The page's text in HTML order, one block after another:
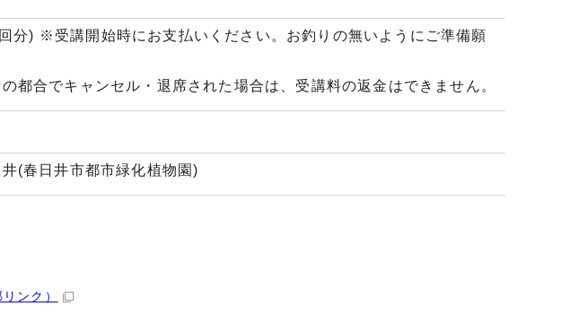
分) ※受講開始時にお支払いください。お釣りの無いようにご準備願
都合でキャンセル・退席された場合は、受講料の返金はできません。
(春日井市都市緑化植物園)
リンク）